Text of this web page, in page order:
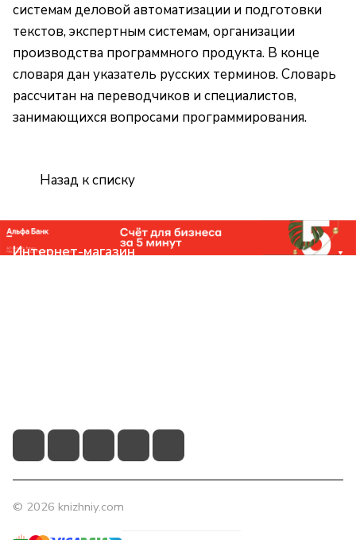
системам деловой автоматизации и подготовки
текстов, экспертным системам, организации
производства программного продукта. В конце
словаря дан указатель русских терминов. Словарь
рассчитан на переводчиков и специалистов,
занимающихся вопросами программирования.
Назад к списку
Интернет-магазин
© 2026 knizhniy.com